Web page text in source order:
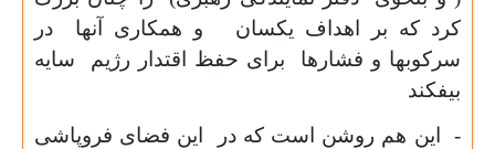
کرد که بر اهداف یکسان و همکاری آنها در
سرکوبها و فشارها برای حفظ اقتدار رژیم سایه
بیفکند
- این هم روشن است که در این فضای فروپاشی